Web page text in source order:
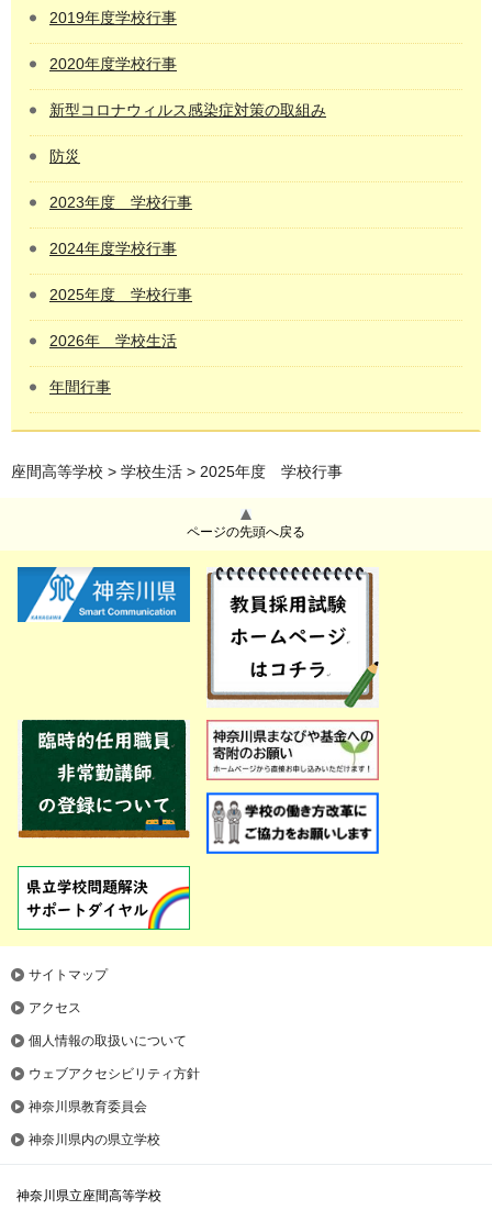
2019年度学校行事
2020年度学校行事
新型コロナウィルス感染症対策の取組み
防災
2023年度 学校行事
2024年度学校行事
2025年度 学校行事
2026年 学校生活
年間行事
座間高等学校 > 学校生活 > 2025年度 学校行事
ページの先頭へ戻る
サイトマップ
アクセス
個人情報の取扱いについて
ウェブアクセシビリティ方針
神奈川県教育委員会
神奈川県内の県立学校
神奈川県立座間高等学校